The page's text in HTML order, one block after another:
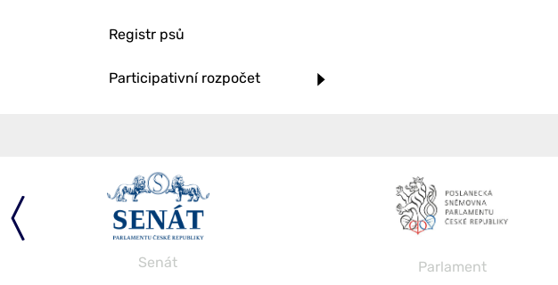
Registr psů
Participativní rozpočet
Senát Parlament